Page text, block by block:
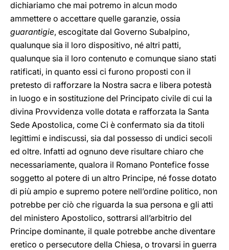
dichiariamo che mai potremo in alcun modo
ammettere o accettare quelle garanzie, ossia
guarantigie, escogitate dal Governo Subalpino,
qualunque sia il loro dispositivo, né altri patti,
qualunque sia il loro contenuto e comunque siano stati
ratificati, in quanto essi ci furono proposti con il
pretesto di rafforzare la Nostra sacra e libera potestà
in luogo e in sostituzione del Principato civile di cui la
divina Provvidenza volle dotata e rafforzata la Santa
Sede Apostolica, come Ci è confermato sia da titoli
legittimi e indiscussi, sia dal possesso di undici secoli
ed oltre. Infatti ad ognuno deve risultare chiaro che
necessariamente, qualora il Romano Pontefice fosse
soggetto al potere di un altro Principe, né fosse dotato
di più ampio e supremo potere nell’ordine politico, non
potrebbe per ciò che riguarda la sua persona e gli atti
del ministero Apostolico, sottrarsi all’arbitrio del
Principe dominante, il quale potrebbe anche diventare
eretico o persecutore della Chiesa, o trovarsi in guerra